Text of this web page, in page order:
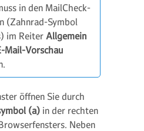
in den MailCheck-
(Zahnrad-Symbol
im Reiter Allgemein
Mail-Vorschau
öffnen Sie durch
(a) in der rechten
Neben